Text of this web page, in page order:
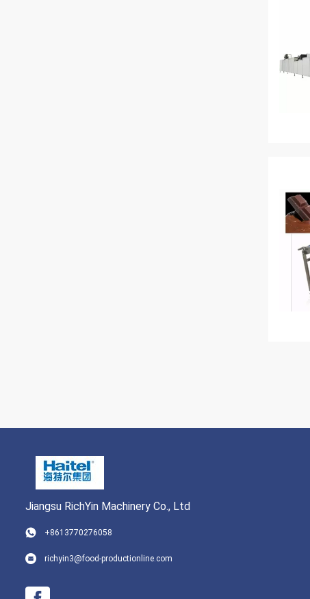
Jiangsu RichYin Machinery Co., Ltd
+8613770276058
richyin3@food-productionline.com